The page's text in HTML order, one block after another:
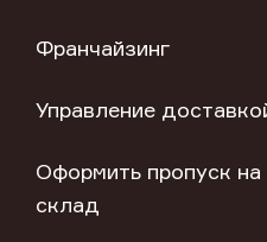
Франчайзинг
Управление
Оформить пропуск на
склад